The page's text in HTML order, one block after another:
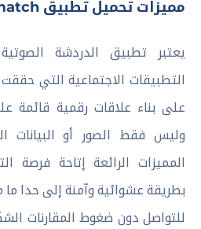
مميزات تحميل تطبيق Litmatch مهكر للأندرويد
يعتبر تطبيق الدردشة الصوتية
التطبيقات الاجتماعية التي
على بناء علاقات رقمية قائمة
وليس فقط الصور أو البيانات
المميزات الرائعة إتاحة
بطريقة عشوائية وآمنة إلى حدا
للتواصل دون ضغوط المقارنات